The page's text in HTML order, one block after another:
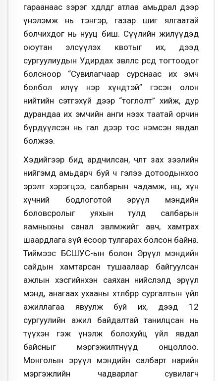
гараанаас зэрэг хөдөлдөг атлаа амьдрал дээр
үнэлэмж нь тэнгэр, газар шиг ялгаатай
болчихдог нь нууц биш. Сүүлийн жилүүдэд
оюутан элсүүлэх квотыг их, дээд
сургуулиудын Удирдах зөвлөлөөс өөрсдөө тогтоодог
болсноор “Сувилагчаар сурснаас их эмч
болбол илүү нэр хүндтэй” гэсэн олон
нийтийн сэтгэхүй дээр “тоглолт” хийж, дур
дурандаа их эмчийн анги нээх таатай орчин
бүрдүүлсэн нь гал дээр тос нэмсэн явдал
болжээ.
Хэдийгээр бид ардчилсан, чөлөөт зах зээлийн
нийгэмд амьдарч буй ч гэлээ дотоодынхоо
эрэлт хэрэгцээ, салбарын чадамж, нөөц, хүн
хүчний бодлоготой эрүүл мэндийн
боловсролыг уяхын тулд салбарын
яамныхны санал зөвлөмжийг авч, хамтрах
шаардлага зүй ёсоор тулгарах болсон байна.
Тиймээс БСШУС-ын болон Эрүүл мэндийн
сайдын хамтарсан тушаалаар байгуулсан
ажлын хэсгийнхэн саяхан нийслэлд эрүүл
мэнд, анагаах ухааны хөтөлбөрөөр сургалтын үйл
ажиллагаа явуулж буй их, дээд 12
сургуулийн ажил байдалтай танилцсан нь
түүхэн гэж үнэлж болохуйц үйл явдал
байсныг мэргэжилтнүүд онцоллоо.
Монголын эрүүл мэндийн салбарт нарийн
мэргэжлийн чадварлаг сувилагч